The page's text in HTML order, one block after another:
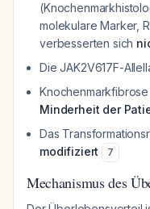
molekulare Marker,
verbesserten sich
Die JAK2V617F-
Minderheit der
Das
modifiziert
7
Mechanismus des